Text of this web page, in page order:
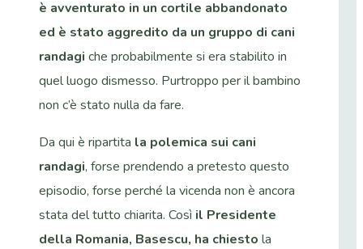
è avventurato in un cortile abbandonato
ed è stato aggredito da un gruppo di cani
randagi che probabilmente si era stabilito in
quel luogo dismesso. Purtroppo per il bambino
non c’è stato nulla da fare.
Da qui è ripartita la polemica sui cani
randagi, forse prendendo a pretesto questo
episodio, forse perché la vicenda non è ancora
stata del tutto chiarita. Così il Presidente
della Romania, Basescu, ha chiesto la